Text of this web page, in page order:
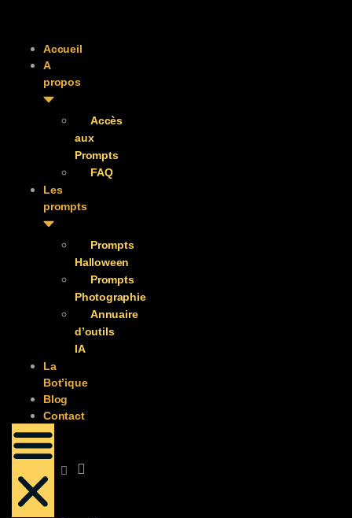
Accueil
A
propos
Accès
aux
Prompts
FAQ
Les
prompts
Prompts
Halloween
Prompts
Photographie
Annuaire
d’outils
IA
La
Bot’ique
Blog
Contact